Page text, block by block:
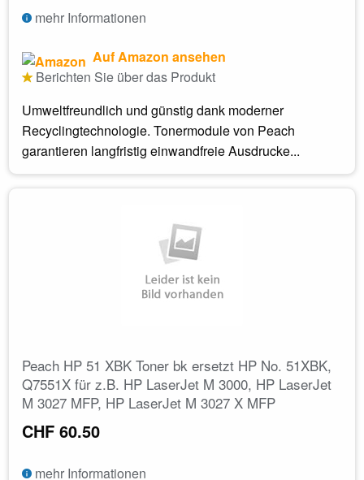
mehr Informationen
Auf Amazon ansehen
Berichten Sie über das Produkt
Umweltfreundlich und günstig dank moderner
Recyclingtechnologie. Tonermodule von Peach
garantieren langfristig einwandfreie Ausdrucke...
Peach HP 51 XBK Toner bk ersetzt HP No. 51XBK,
Q7551X für z.B. HP LaserJet M 3000, HP LaserJet
M 3027 MFP, HP LaserJet M 3027 X MFP
CHF 60.50
mehr Informationen